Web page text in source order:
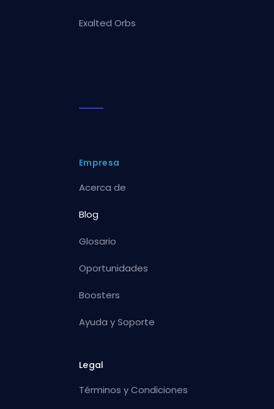
Exalted Orbs
Empresa
Acerca de
Blog
Glosario
Oportunidades
Boosters
Ayuda y Soporte
Legal
Términos y Condiciones